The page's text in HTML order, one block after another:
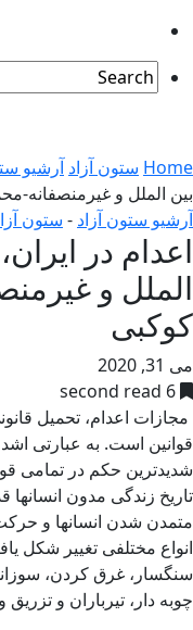
Home ستون آزاد آرشیو
بین الملل و غیرمنصفانه-
آرشیو ستون آزاد - ستون
اعدام در
الملل و
کوکبی
می 31, 2020
6 second read
مجازات اعدام، تحمیل
قوانین است. به عبارتی
شدیدترین حکم در تمامی
متمدن شدن انسانها و
انواع مختلفی تغییر شکل
سنگسار، غرق کردن،
چوبه دار، تیرباران و